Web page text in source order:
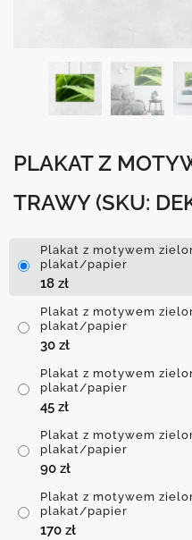
PLAKAT Z
TRAWY (SKU:
Plakat z motywem
plakat/papier
18 zł
Plakat z motywem
plakat/papier
30 zł
Plakat z motywem
plakat/papier
45 zł
Plakat z motywem
plakat/papier
90 zł
Plakat z motywem
plakat/papier
170 zł